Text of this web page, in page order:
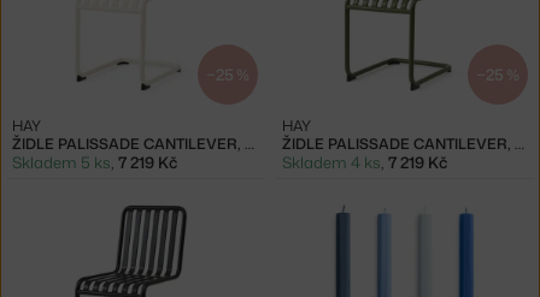
−25 %
ŽIDLE PALISSADE CANTILEVER, CREAM WHITE
HAY
Skladem 5 ks 7 219 Kč
−25 %
ŽIDLE PALISSADE CANTILEVER, OLIVE
HAY
Skladem 4 ks 7 219 Kč